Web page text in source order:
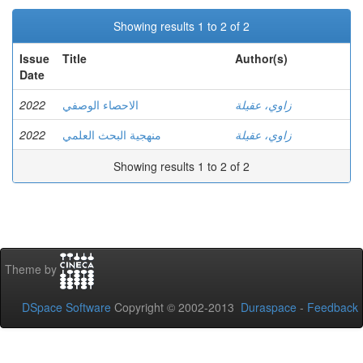
Showing results 1 to 2 of 2
Issue
Date
Title Author(s)
2022 الاحصاء الوصفي
زاوي، عقيلة
2022
منهجية البحث العلمي
زاوي، عقيلة
Showing results 1 to 2 of 2
Theme by
DSpace Software Copyright © 2002-2013 Duraspace - Feedback